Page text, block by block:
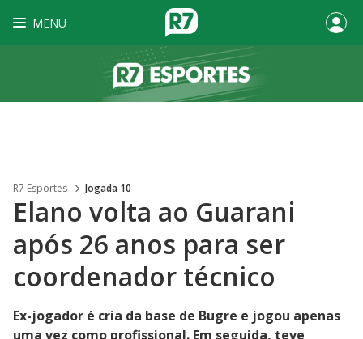
MENU
R7 Esportes Jogada 10
Elano volta ao Guarani
após 26 anos para ser
coordenador técnico
Ex-jogador é cria da base de Bugre e jogou apenas
uma vez como profissional. Em seguida, teve